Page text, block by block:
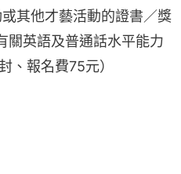
其他才藝活動的證書／獎
關英語及普通話水平能力
、報名費75元）